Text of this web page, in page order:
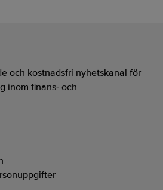
och kostnadsfri nyhetskanal för
inom finans- och